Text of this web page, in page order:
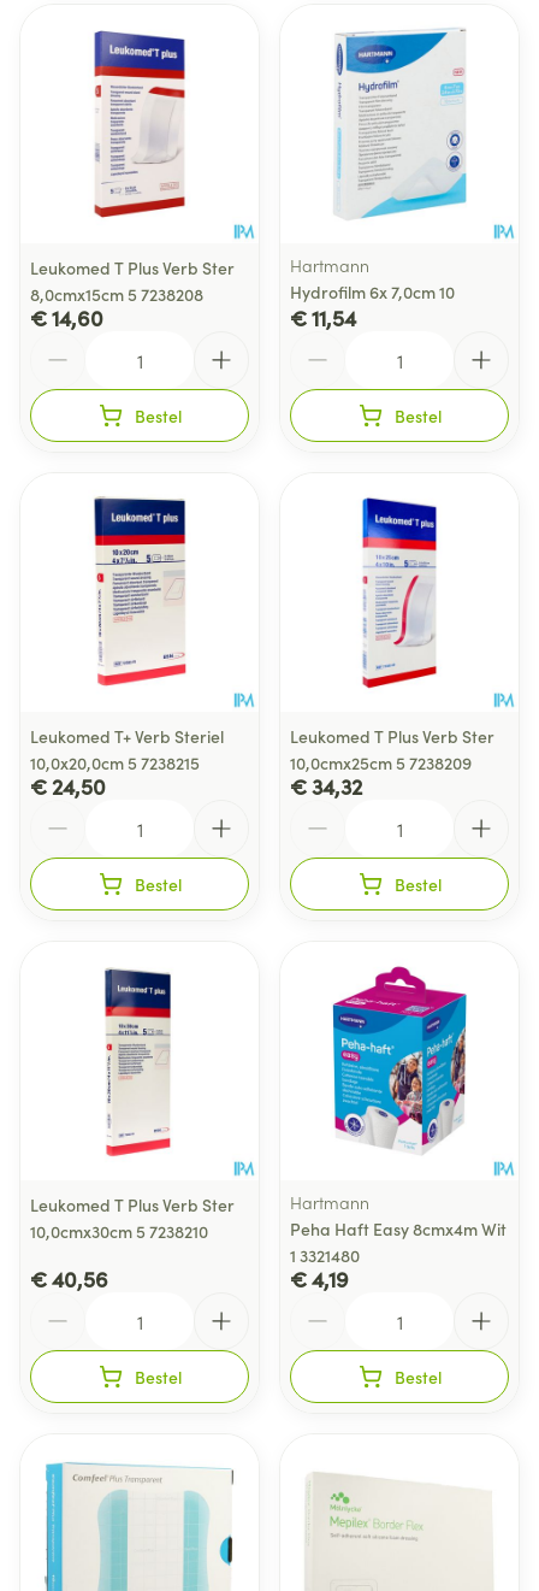
Leukomed T Plus Verb Ster
8,0cmx15cm 5 7238208
€ 14,60
Bestel
Hartmann
Hydrofilm 6x 7,0cm 10
€ 11,54
Bestel
Leukomed T+ Verb Steriel
10,0x20,0cm 5 7238215
€ 24,50
Bestel
Leukomed T Plus Verb Ster
10,0cmx25cm 5 7238209
€ 34,32
Bestel
Leukomed T Plus Verb Ster
10,0cmx30cm 5 7238210
€ 40,56
Bestel
Hartmann
Peha Haft Easy 8cmx4m Wit
1 3321480
€ 4,19
Bestel